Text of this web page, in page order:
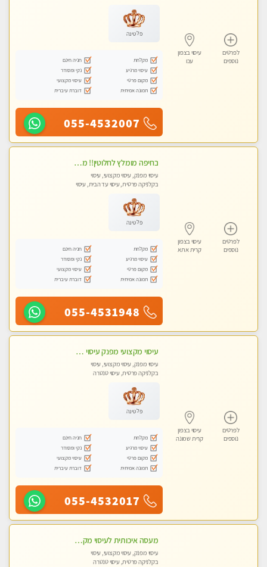
לפרטים
נוספים
עיסוי בצפון
עכו
פלטינה
מקלחת
חניה חינם
עיסוי מרגיע
נקי ומסודר
מקום פרטי
עיסוי מקצועי
תמונה אמיתית
דוברת עיברית
055-4532007
לפרטים
נוספים
עיסוי בצפון
קרית אתא
בחיפה מומלץ לחלוטין!! מעסה יפה איכותית מקצועית ומפנקת מאוד פרטי מומלץ בחום.עיסוי מפנק מאוווד.
עיסוי מפנק, עיסוי מקצועי, עיסוי
בקלניקה פרטית, עיסוי עד הבית, עיסוי
פלטינה
מקלחת
חניה חינם
עיסוי מרגיע
נקי ומסודר
מקום פרטי
עיסוי מקצועי
תמונה אמיתית
דוברת עיברית
055-4531948
לפרטים
נוספים
עיסוי בצפון
קרית שמונה
עיסוי מקצועי מפנק עיסוי עם אבנים חמות. מעסה עם תעודות. טיפול מרגיע ומפנק באווירה נעימה ושקטה
עיסוי מפנק, עיסוי מקצועי, עיסוי
בקלניקה פרטית, עיסוי טנטרה
פלטינה
מקלחת
חניה חינם
עיסוי מרגיע
נקי ומסודר
מקום פרטי
עיסוי מקצועי
תמונה אמיתית
דוברת עיברית
055-4532017
מעסה איכותית לעיסוי מקצועי ומפנק לכל שרירי הגוף עיסוי רפואי, מרגיע, קלאסי
עיסוי מפנק, עיסוי מקצועי, עיסוי
בקלניקה פרטית, עיסוי טנטרה